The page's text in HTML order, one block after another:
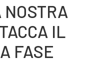
IL
FASE